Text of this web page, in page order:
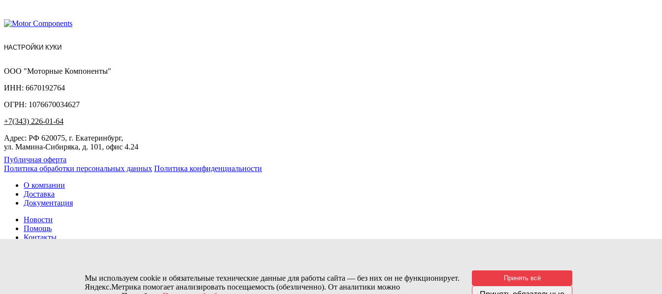
НАСТРОЙКИ КУКИ
ООО "Моторные Компоненты"
ИНН: 6670192764
ОГРН: 1076670034627
+7(343) 226-01-64
Адрес: РФ 620075, г. Екатеринбург,
ул. Мамина-Сибиряка, д. 101, офис 4.24
Публичная оферта
Политика обработки персональных данных Политика конфиденциальности
О компании
Доставка
Документация
Новости
Помощь
Контакты
Мы используем cookie и обязательные технические данные для работы сайта — без них он не функционирует.
Яндекс.Метрика помогает анализировать посещаемость (обезличенно). От аналитики можно
Принять всё